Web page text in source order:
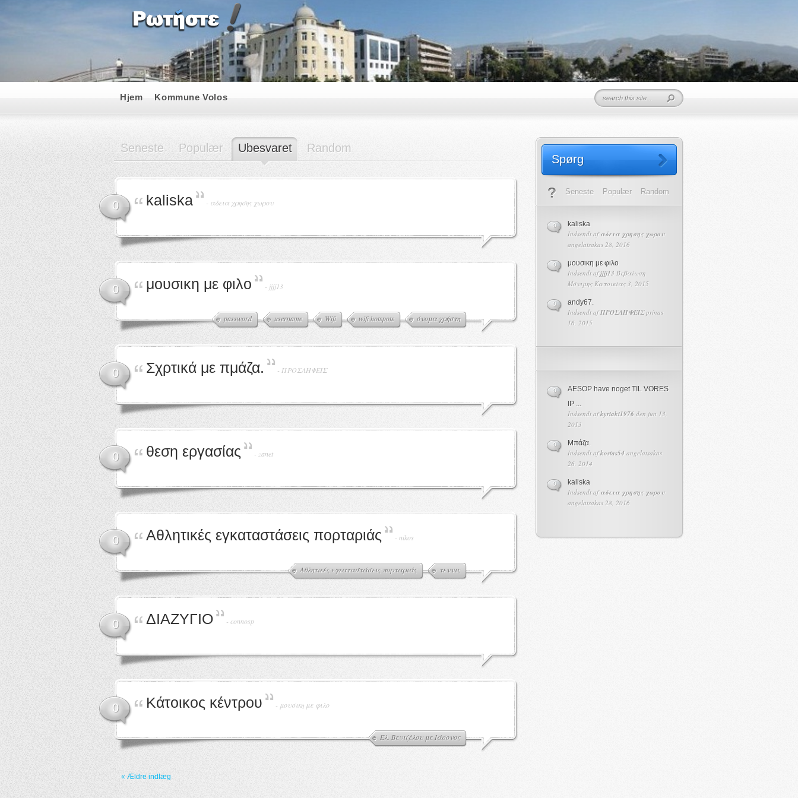
Hjem Kommune Volos
Seneste Populær Ubesvaret Random
0 kaliska - αδεια χρησης χωρου
0 μουσικη με φιλο - jjjj13
password username Wifi wifi hotspots όνομα χρήστη
0 Σχρτικά με πμάζα. - ΠΡΟΣΛΗΨΕΙΣ
0 θεση εργασίας - zanet
0 Αθλητικές εγκαταστάσεις πορταριάς - nikos
Αθλητικές εγκαταστάσεις πορταριάς τεννις
0 ΔΙΑΖΥΓΙΟ - connosp
0 Κάτοικος κέντρου - μουσικη με φιλο
Έλ. Βενιζέλου με Ιάσονος
« Ældre indlæg
Spørg
Seneste Populær Random
kaliska
Indsendt afαδεια χρησης χωρου
angelatsakas 28, 2016
0
μουσικη με φιλο
Indsendt afjjjj13 Βεβαίωση
Μόνιμης Κατοικίας 3, 2015
0
andy67.
Indsendt afΠΡΟΣΛΗΨΕΙΣprinas
16, 2015
0
AESOP have noget TIL VORES
IP ...
Indsendt afkyriaki1976 den jun 13,
2013
0
Μπάζα.
Indsendt afkostas54 angelatsakas
26, 2014
0
kaliska
Indsendt afαδεια χρησης χωρου
angelatsakas 28, 2016
0